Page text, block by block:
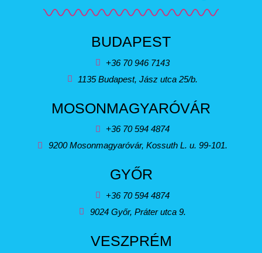
BUDAPEST
+36 70 946 7143
1135 Budapest, Jász utca 25/b.
MOSONMAGYARÓVÁR
+36 70 594 4874
9200 Mosonmagyaróvár, Kossuth L. u. 99-101.
GYŐR
+36 70 594 4874
9024 Győr, Práter utca 9.
VESZPRÉM